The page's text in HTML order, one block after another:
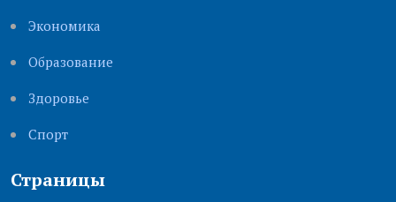
Экономика
Образование
Здоровье
Cпорт
Страницы